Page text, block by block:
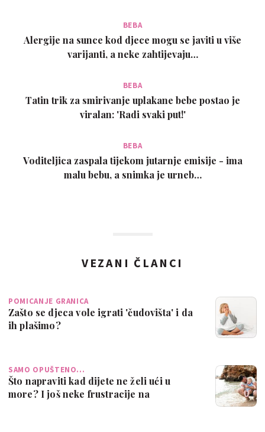
BEBA
Alergije na sunce kod djece mogu se javiti u više
varijanti, a neke zahtijevaju…
BEBA
Tatin trik za smirivanje uplakane bebe postao je
viralan: 'Radi svaki put!'
BEBA
Voditeljica zaspala tijekom jutarnje emisije - ima
malu bebu, a snimka je urneb…
VEZANI ČLANCI
POMICANJE GRANICA
Zašto se djeca vole igrati 'čudovišta' i da
ih plašimo?
SAMO OPUŠTENO...
Što napraviti kad dijete ne želi ući u
more? I još neke frustracije na